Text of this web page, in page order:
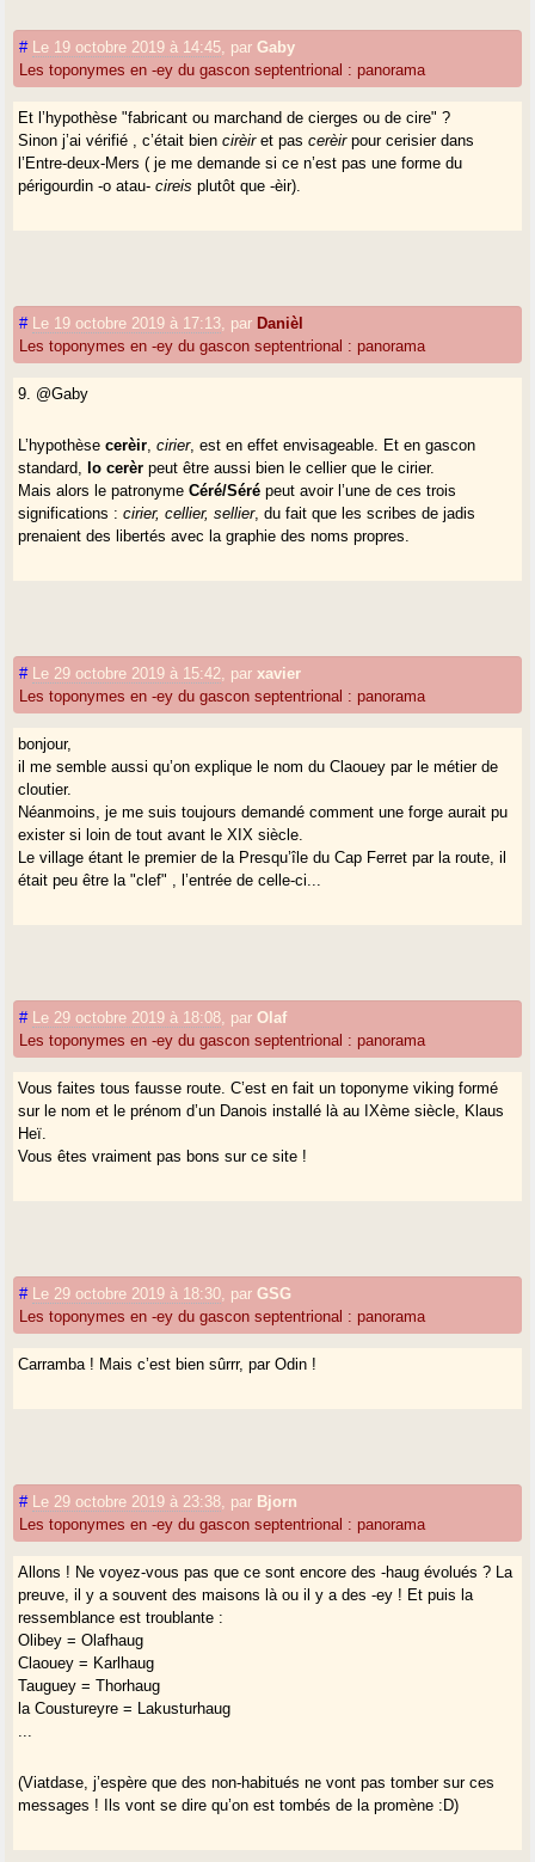
# Le 19 octobre 2019 à 14:45 parGaby
Les toponymes en -ey du gascon septentrional : panorama
Et l’hypothèse "fabricant ou marchand de cierges ou de cire" ?
Sinon j’ai vérifié , c’était biencirèiret pascerèirpour cerisier dans
l’Entre-deux-Mers ( je me demande si ce n’est pas une forme du
périgourdin -o atau-cireis plutôt que -èir).
# Le 19 octobre 2019 à 17:13 par Danièl
Les toponymes en -ey du gascon septentrional : panorama
9. @Gaby
L’hypothèsecerèir ,cirier, est en effet envisageable. Et en gascon
standard,
lo cerèr peut être aussi bien le cellier que le cirier.
Mais alors le patronymeCéré/Séré peut avoir l’une de ces trois
significations :cirier, cellier, sellier, du fait que les scribes de jadis
prenaient des libertés avec la graphie des noms propres.
# Le 29 octobre 2019 à 15:42 parxavier
Les toponymes en -ey du gascon septentrional : panorama
bonjour,
il me semble aussi qu’on explique le nom du Claouey par le métier de
cloutier.
Néanmoins, je me suis toujours demandé comment une forge aurait pu
exister si loin de tout avant le XIX siècle.
Le village étant le premier de la Presqu’île du Cap Ferret par la route, il
était peu être la "clef" , l’entrée de celle-ci...
# Le 29 octobre 2019 à 18:08 parOlaf
Les toponymes en -ey du gascon septentrional : panorama
Vous faites tous fausse route. C’est en fait un toponyme viking formé
sur le nom et le prénom d’un Danois installé là au IXème siècle, Klaus
Heï.
Vous êtes vraiment pas bons sur ce site !
# Le 29 octobre 2019 à 18:30 parGSG
Les toponymes en -ey du gascon septentrional : panorama
Carramba ! Mais c’est bien sûrrr, par Odin !
# Le 29 octobre 2019 à 23:38 par Bjorn
Les toponymes en -ey du gascon septentrional : panorama
Allons ! Ne voyez-vous pas que ce sont encore des -haug évolués ? La
preuve, il y a souvent des maisons là ou il y a des -ey ! Et puis la
ressemblance est troublante :
Olibey = Olafhaug
Claouey = Karlhaug
Tauguey = Thorhaug
la Coustureyre = Lakusturhaug
(Viatdase, j’espère que des non-habitués ne vont pas tomber sur ces
messages ! Ils vont se dire qu’on est tombés de la promène :D)